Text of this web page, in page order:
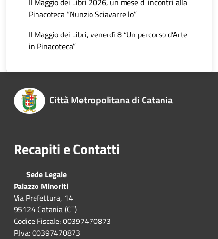
Pinacoteca “Nunzio Sciavarrello”
Il Maggio dei Libri, venerdì 8 “Un percorso d’Arte
in Pinacoteca”
Città Metropolitana di Catania
Recapiti e Contatti
Sede Legale
Palazzo Minoriti
Via Prefettura, 14
95124 Catania (CT)
Codice Fiscale: 00397470873
P.Iva: 00397470873